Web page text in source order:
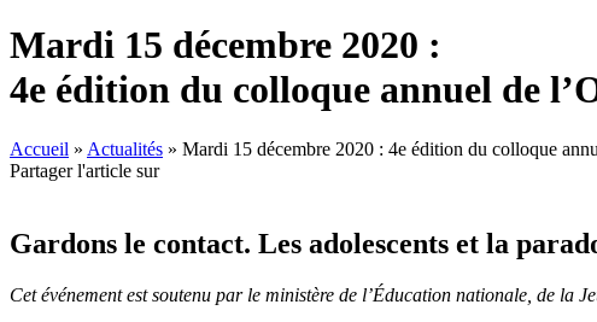
Mardi 15 décembre 2020 :
4e édition du colloque annuel de
Accueil » Actualités » Mardi 15 décembre 2020 : 4e édition du colloque
Partager l'article sur
Gardons le contact. Les adolescents et la
Cet événement est soutenu par le ministère de l’Éducation nationale, de la